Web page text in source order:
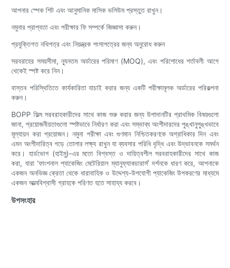
আপনার স্পেক শিট এবং আনুমানিক মাসিক ভলিউম প্রস্তুত রাখুন।
নমুনার প্রাপ্যতা এবং পরীক্ষার ফি সম্পর্কে জিজ্ঞাসা করুন।
প্রযুক্তিগত নথিপত্র এবং নিয়ন্ত্রক শংসাপত্রের জন্য অনুরোধ করুন
সরবরাহের সময়সীমা, ন্যূনতম অর্ডারের পরিমাণ (MOQ), এবং পরিশোধের শর্তাবলী আগে
থেকেই স্পষ্ট করে নিন।
বাস্তব পরিস্থিতিতে কার্যকারিতা যাচাই করার জন্য একটি পরীক্ষামূলক অর্ডারের পরিকল্পনা
করুন।
BOPP ফিল্ম সরবরাহকারীদের সাথে কাজ শুরু করার জন্য উপাদানটির প্রাথমিক বিষয়গুলো
জানা, প্রয়োজনীয়তাগুলো স্পষ্টভাবে নির্ধারণ করা এবং সম্ভাব্য অংশীদারদের পুঙ্খানুপুঙ্খভাবে
মূল্যায়ন করা প্রয়োজন। নমুনা পরীক্ষা এবং গুণমান নিশ্চিতকরণকে অগ্রাধিকার দিন এবং
এমন অংশীদারিত্ব গড়ে তোলার লক্ষ্য রাখুন যা ব্যবসার পরিধি বৃদ্ধি এবং উদ্ভাবনকে সমর্থন
করে। হার্ডভোগ (হাইমু)-এর মতো বিশ্বস্ত ও দায়িত্বশীল সরবরাহকারীদের সাথে কাজ
করা, যারা ‘ফাংশনাল প্যাকেজিং মেটেরিয়াল ম্যানুফ্যাকচারার্স’ দর্শনকে ধারণ করে, আপনাকে
একজন অনভিজ্ঞ ক্রেতা থেকে ধারাবাহিক ও উদ্দেশ্য-উপযোগী প্যাকেজিং উপকরণের মাধ্যমে
একজন আত্মবিশ্বাসী গ্রাহকে পরিণত হতে সাহায্য করবে।
উপসংহার